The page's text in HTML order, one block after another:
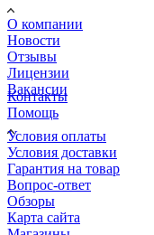
О компании
Новости
Отзывы
Лицензии
Вакансии
Контакты
Помощь
Условия оплаты
Условия доставки
Гарантия на товар
Вопрос-ответ
Обзоры
Карта сайта